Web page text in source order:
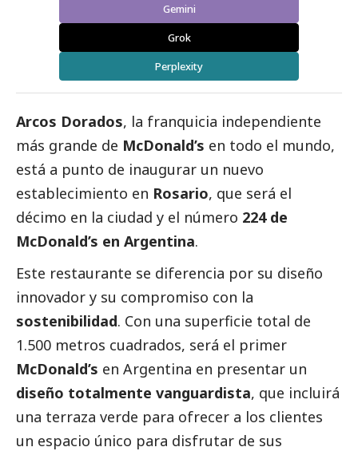
Gemini
Grok
Perplexity
Arcos Dorados, la franquicia independiente
más grande de McDonald’s en todo el mundo,
está a punto de inaugurar un nuevo
establecimiento en Rosario, que será el
décimo en la ciudad y el número 224 de
McDonald’s en Argentina.
Este restaurante se diferencia por su diseño
innovador y su compromiso con la
sostenibilidad. Con una superficie total de
1.500 metros cuadrados, será el primer
McDonald’s en Argentina en presentar un
diseño totalmente vanguardista, que incluirá
una terraza verde para ofrecer a los clientes
un espacio único para disfrutar de sus